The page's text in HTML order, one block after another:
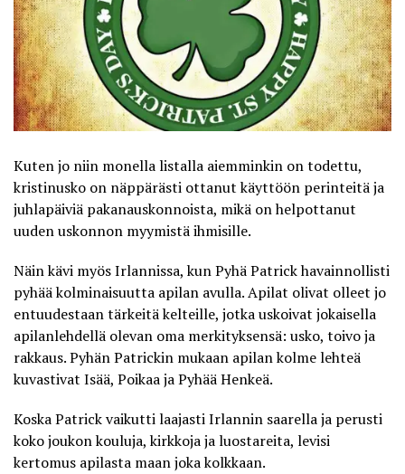
Kuten jo niin monella listalla aiemminkin on todettu,
kristinusko on näppärästi ottanut käyttöön perinteitä ja
juhlapäiviä pakanauskonnoista, mikä on helpottanut
uuden uskonnon myymistä ihmisille.
Näin kävi myös Irlannissa, kun Pyhä Patrick havainnollisti
pyhää kolminaisuutta apilan avulla. Apilat olivat olleet jo
entuudestaan tärkeitä kelteille, jotka uskoivat jokaisella
apilanlehdellä olevan oma merkityksensä: usko, toivo ja
rakkaus. Pyhän Patrickin mukaan apilan kolme lehteä
kuvastivat Isää, Poikaa ja Pyhää Henkeä.
Koska Patrick vaikutti laajasti Irlannin saarella ja perusti
koko joukon kouluja, kirkkoja ja luostareita, levisi
kertomus apilasta maan joka kolkkaan.